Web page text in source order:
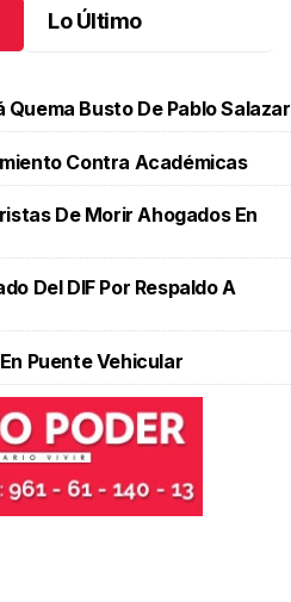
Lo Último
Busto De Pablo Salazar
Contra Académicas
De Morir Ahogados En
Del DIF Por Respaldo A
Puente Vehicular